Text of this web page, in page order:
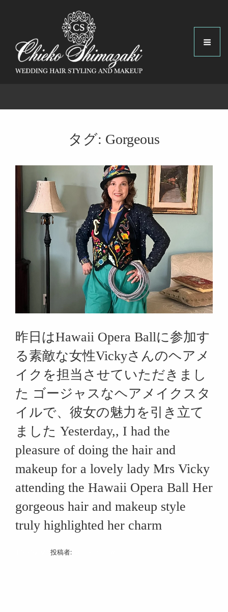
タグ: Gorgeous
昨日はHawaii Opera Ballに参加す
る素敵な女性Vickyさんのヘアメ
イクを担当させていただきまし
た ゴージャスなヘアメイクスタ
イルで、彼女の魅力を引き立て
ました Yesterday,, I had the
pleasure of doing the hair and
makeup for a lovely lady Mrs Vicky
attending the Hawaii Opera Ball Her
gorgeous hair and makeup style
truly highlighted her charm
投稿者: